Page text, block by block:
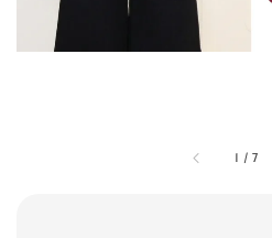
1 /7